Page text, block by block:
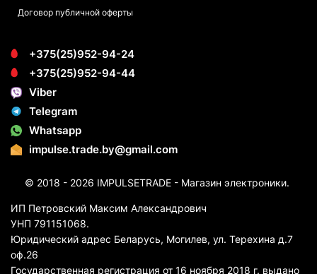
Договор публичной оферты
+375(25)952-94-24
+375(25)952-94-44
Viber
Telegram
Whatsapp
impulse.trade.by@gmail.com
© 2018 - 2026 IMPULSETRADE - Магазин электроники.
ИП Петровский Максим Александрович
УНП 791151068.
Юридический адрес Беларусь, Могилев, ул. Терехина д.7
оф.26
Государственная регистрация от 16 ноября 2018 г. выдано